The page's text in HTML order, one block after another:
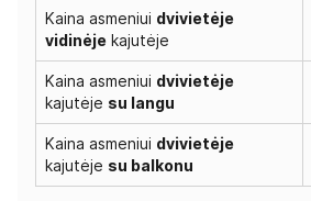
Kaina asmeniui dvivietėje
vidinėje kajutėje
Kaina asmeniui dvivietėje
kajutėje su langu
Kaina asmeniui dvivietėje
kajutėje su balkonu